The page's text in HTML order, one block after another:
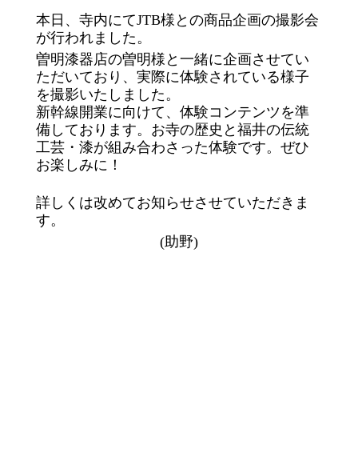
本日、寺内にてJTB様との商品企画の撮影会
が行われました。
曽明漆器店の曽明様と一緒に企画させてい
ただいており、実際に体験されている様子
を撮影いたしました。
新幹線開業に向けて、体験コンテンツを準
備しております。お寺の歴史と福井の伝統
工芸・漆が組み合わさった体験です。 ぜひ
お楽しみに！
詳しくは改めてお知らせさせていただきま
す。
(助野)